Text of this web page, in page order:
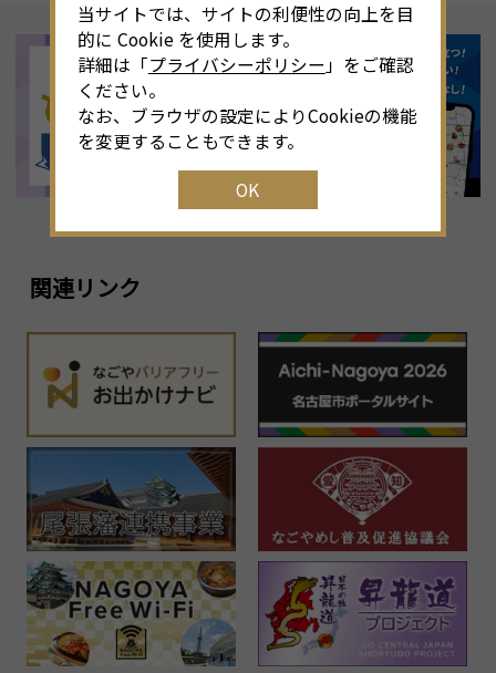
関連リンク
当サイトでは、サイトの利便性の向上を目
的に Cookie を使用します。
詳細は「プライバシーポリシー 」をご確認
ください。
なお、ブラウザの設定によりCookieの機能
を変更することもできます。
OK